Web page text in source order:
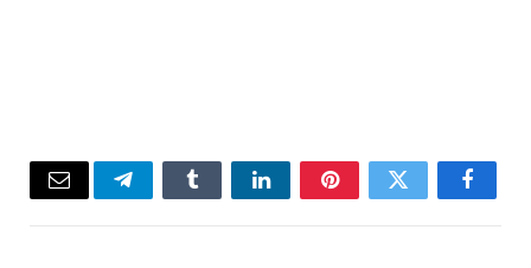
Facebook
Twitter
Pinterest
LinkedIn
Tumblr
Telegram
Email